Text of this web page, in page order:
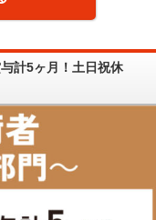
計5ヶ月！土日祝休